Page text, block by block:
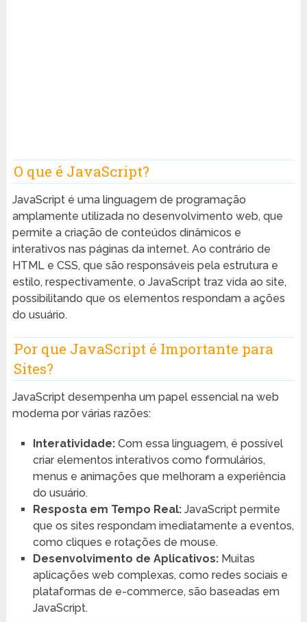
O que é JavaScript?
JavaScript é uma linguagem de programação
amplamente utilizada no desenvolvimento web, que
permite a criação de conteúdos dinâmicos e
interativos nas páginas da internet. Ao contrário de
HTML e CSS, que são responsáveis pela estrutura e
estilo, respectivamente, o JavaScript traz vida ao site,
possibilitando que os elementos respondam a ações
do usuário.
Por que JavaScript é Importante para
Sites?
JavaScript desempenha um papel essencial na web
moderna por várias razões:
Interatividade:Com essa linguagem, é possível
criar elementos interativos como formulários,
menus e animações que melhoram a experiência
do usuário.
Resposta em Tempo Real:JavaScript permite
que os sites respondam imediatamente a eventos,
como cliques e rotações de mouse.
Desenvolvimento de Aplicativos:Muitas
aplicações web complexas, como redes sociais e
plataformas de e-commerce, são baseadas em
JavaScript.